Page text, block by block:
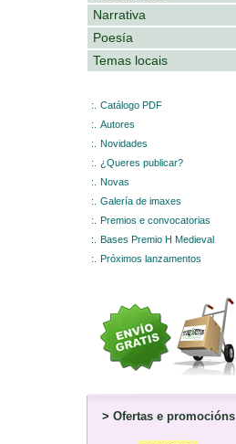
Narrativa
Poesía
Temas locais
:.
Catálogo PDF
:.
Autores
:.
Novidades
:.
¿Queres publicar?
:.
Novas
:.
Galería de imaxes
:.
Premios e convocatorias
:.
Bases Premio H Medieval
:.
Próximos lanzamentos
> Ofertas e promocións